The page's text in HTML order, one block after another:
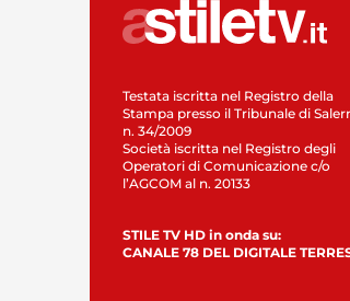
Testata iscritta nel Registro della
Stampa presso il Tribunale di
n. 34/2009
Società iscritta nel Registro degli
Operatori di Comunicazione c/o
l’AGCOM al n. 20133
STILE TV HD in onda su:
CANALE 78 DEL DIGITALE